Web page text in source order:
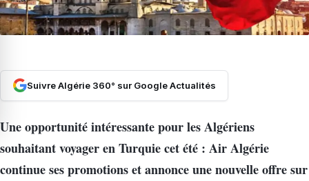
Suivre Algérie 360° sur Google Actualités
Une opportunité intéressante pour les Algériens
souhaitant voyager en Turquie cet été : Air Algérie
continue ses promotions et annonce une nouvelle offre sur